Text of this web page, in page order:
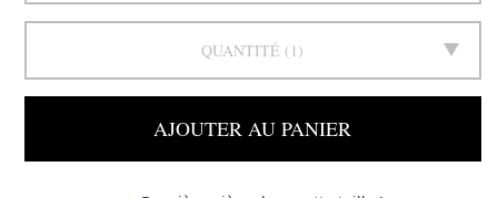
QUANTITÉ 1
AJOUTER AU PANIER